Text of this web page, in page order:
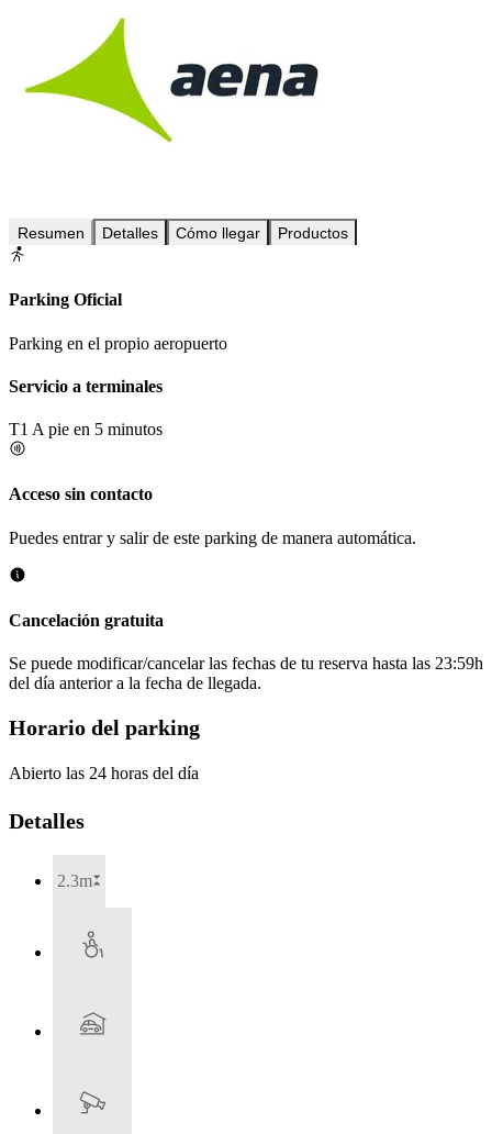
Resumen Detalles Cómo llegar Productos
Parking Oficial
Parking en el propio aeropuerto
Servicio a terminales
T1 A pie en 5 minutos
Acceso sin contacto
Puedes entrar y salir de este parking de manera automática.
Cancelación gratuita
Se puede modificar/cancelar las fechas de tu reserva hasta las 23:59h
del día anterior a la fecha de llegada.
Horario del parking
Abierto las 24 horas del día
Detalles
2.3m